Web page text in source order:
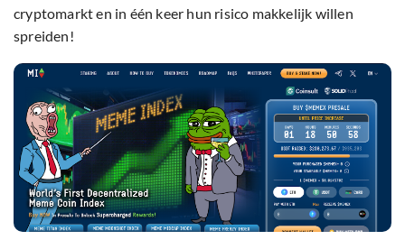
cryptomarkt en in één keer hun risico makkelijk willen
spreiden!